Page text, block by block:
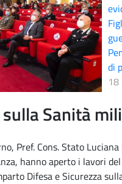
di
18
Sanità
Pref. Cons. Stato
hanno aperto i lavori
Difesa e Sicurezza